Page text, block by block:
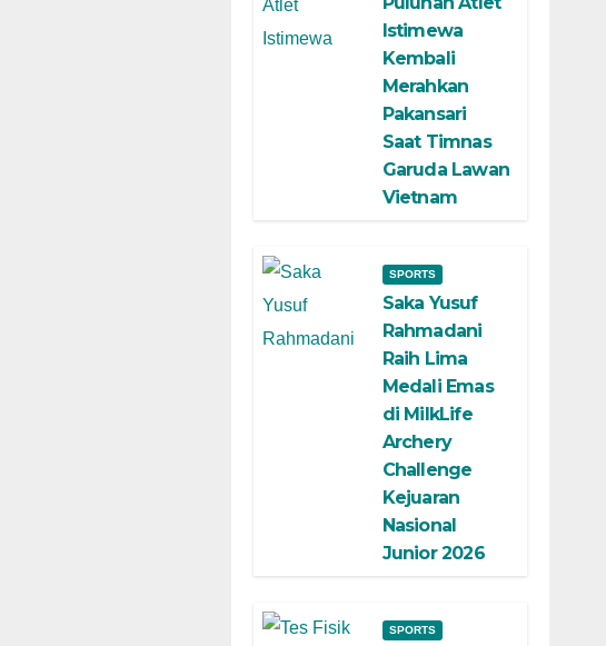
Istimewa
Kembali
Merahkan
Pakansari
Saat Timnas
Garuda Lawan
Vietnam
SPORTS
Saka Yusuf
Rahmadani
Raih Lima
Medali Emas
di MilkLife
Archery
Challenge
Kejuaran
Nasional
Junior 2026
SPORTS